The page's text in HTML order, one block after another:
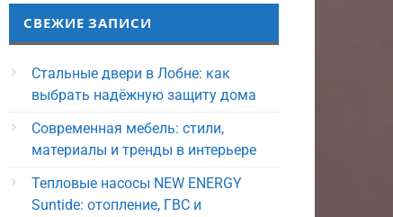
СВЕЖИЕ ЗАПИСИ
Стальные двери в Лобне: как
выбрать надёжную защиту дома
Современная мебель: стили,
материалы и тренды в интерьере
Тепловые насосы NEW ENERGY
Suntide: отопление, ГВС и